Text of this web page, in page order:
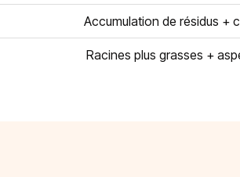
Accumulation de résidus +
Racines plus grasses +